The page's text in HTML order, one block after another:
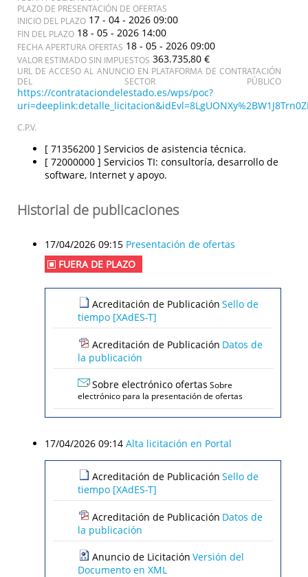
PLAZO DE PRESENTACIÓN DE OFERTAS
INICIO DEL PLAZO 17 - 04 - 2026 09:00
FIN DEL PLAZO 18 - 05 - 2026 14:00
FECHA APERTURA OFERTAS 18 - 05 - 2026 09:00
VALOR ESTIMADO SIN IMPUESTOS 363.735,80 €
URL DE ACCESO AL ANUNCIO EN PLATAFORMA DE CONTRATACIÓN
DEL SECTOR PÚBLICO
https://contrataciondelestado.es/wps/poc?
C.P.V.
[ 71356200 ] Servicios de asistencia técnica.
[ 72000000 ] Servicios TI: consultoría, desarrollo de
software, Internet y apoyo.
Historial de publicaciones
17/04/2026 09:15 Presentación de ofertas
FUERA DE PLAZO
Acreditación de Publicación Sello de
tiempo [XAdES-T]
Acreditación de Publicación Datos de
la publicación
Sobre electrónico ofertas Sobre
electrónico para la presentación de ofertas
17/04/2026 09:14 Alta licitación en Portal
Acreditación de Publicación Sello de
tiempo [XAdES-T]
Acreditación de Publicación Datos de
la publicación
Anuncio de Licitación Versión del
Documento en XML